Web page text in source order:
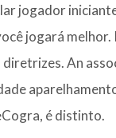
jogador
jogará
An
é distinto.